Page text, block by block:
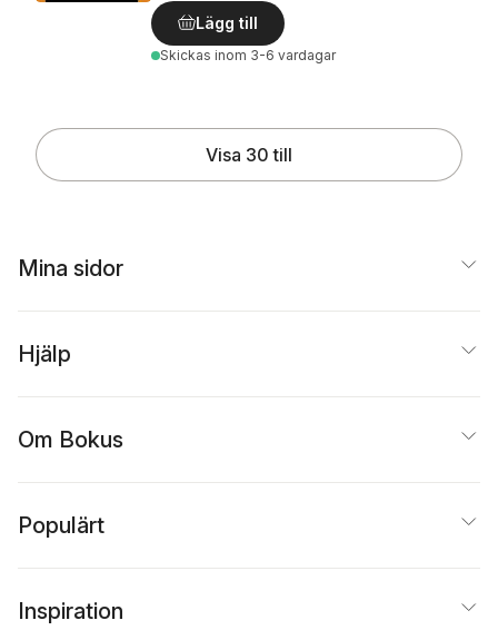
Lägg till
Skickas inom 3-6 vardagar
Visa 30 till
Mina sidor
Hjälp
Om Bokus
Populärt
Inspiration